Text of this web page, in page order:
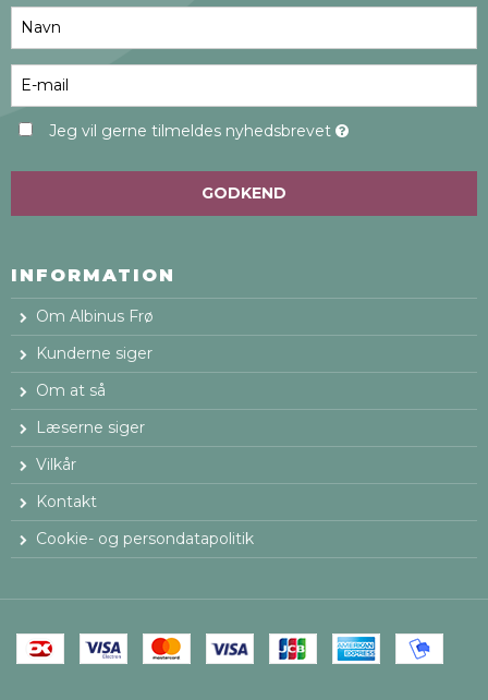
Jeg vil gerne tilmeldes nyhedsbrevet
GODKEND
INFORMATION
Om Albinus Frø
Kunderne siger
Om at så
Læserne siger
Vilkår
Kontakt
Cookie- og persondatapolitik